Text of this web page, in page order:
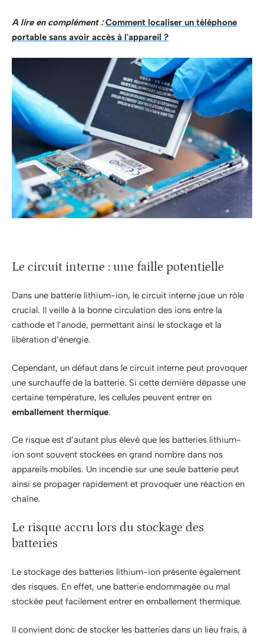
A lire en complément : Comment localiser un téléphone
portable sans avoir accès à l'appareil ?
Le circuit interne : une faille potentielle
Dans une batterie lithium-ion, le circuit interne joue un rôle
crucial. Il veille à la bonne circulation des ions entre la
cathode et l’anode, permettant ainsi le stockage et la
libération d’énergie.
Cependant, un défaut dans le circuit interne peut provoquer
une surchauffe de la batterie. Si cette dernière dépasse une
certaine température, les cellules peuvent entrer en
emballement thermique.
Ce risque est d’autant plus élevé que les batteries lithium-
ion sont souvent stockées en grand nombre dans nos
appareils mobiles. Un incendie sur une seule batterie peut
ainsi se propager rapidement et provoquer une réaction en
chaîne.
Le risque accru lors du stockage des
batteries
Le stockage des batteries lithium-ion présente également
des risques. En effet, une batterie endommagée ou mal
stockée peut facilement entrer en emballement thermique.
Il convient donc de stocker les batteries dans un lieu frais, à